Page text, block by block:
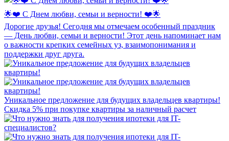
🌟❤️ С Днем любви, семьи и верности! ❤️🌟
Дорогие друзья! Сегодня мы отмечаем особенный праздник
— День любви, семьи и верности! Этот день напоминает нам
о важности крепких семейных уз, взаимопонимания и
поддержки друг друга.
Уникальное предложение для будущих владельцев квартиры!
Скидка 5% при покупке квартиры за наличный расчет